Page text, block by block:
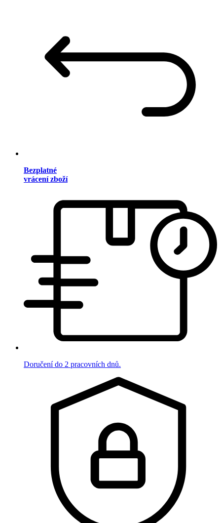
Bezplatné
vrácení zboží
Doručení do 2 pracovních dnů.